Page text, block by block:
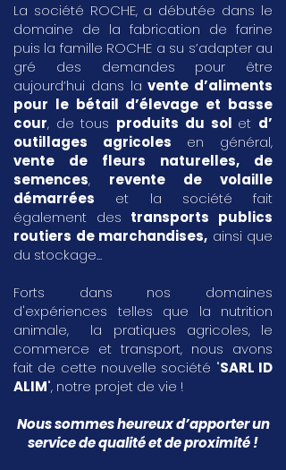
La société ROCHE, a débutée dans le
domaine de la fabrication de farine
puis la famille ROCHE a su s’adapter au
gré des demandes pour être
aujourd’hui dans lavente d’aliments
pour le bétail d’élevage et basse
cour, de tous produits du sol et d’
outillages agricoles en général,
vente de fleurs naturelles, de
semences, revente de volaille
démarrées et la société fait
également des transports publics
routiers de marchandises, ainsi que
du stockage...
Forts dans nos domaines
d'expériences telles que la nutrition
animale, la pratiques agricoles, le
commerce et transport, nous avons
fait de cette nouvelle société "SARL ID
ALIM", notre projet de vie !
Nous sommes heureux d’apporter un
service de qualité et de proximité !